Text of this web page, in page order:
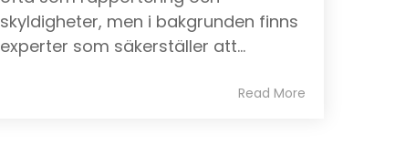
skyldigheter, men i bakgrunden finns
experter som säkerställer att...
Read More